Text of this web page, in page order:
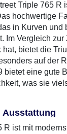
Triple 765 R
hochwertige
in Kurven und
Im Vergleich
bietet die
auf der
bietet eine gute
was sie
Ausstattung
R ist mit